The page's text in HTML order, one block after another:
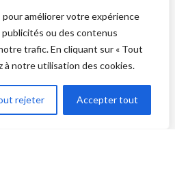
améliorer votre expérience
ou des contenus
trafic. En cliquant sur « Tout
à notre utilisation des cookies.
rejeter Accepter tout
et je comprends que je
temps.